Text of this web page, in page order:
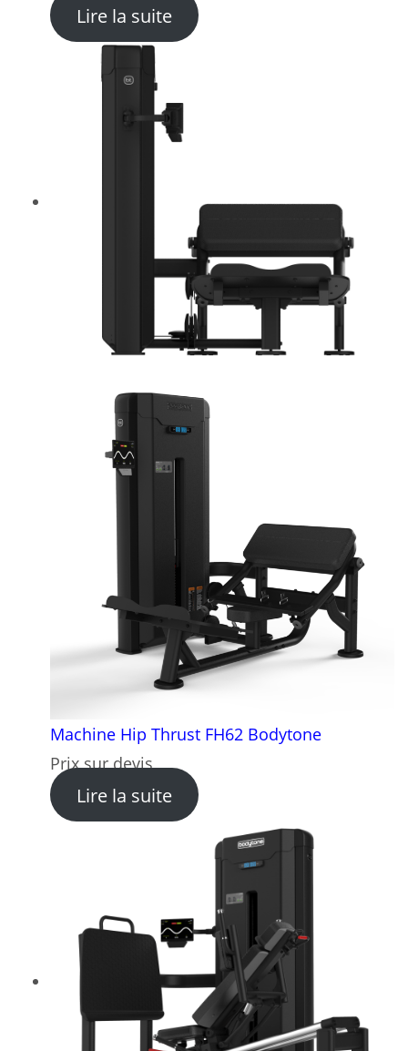
Lire la suite: Machine Rotation du
Machine Hip Thrust FH62 Bodytone
Prix sur devis
Lire la suite: Machine Hip Thrust FH62